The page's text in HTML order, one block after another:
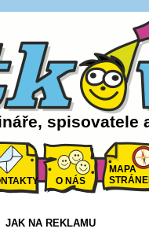
spisovatele
O NÁS
MAPA
JAK NA REKLAMU